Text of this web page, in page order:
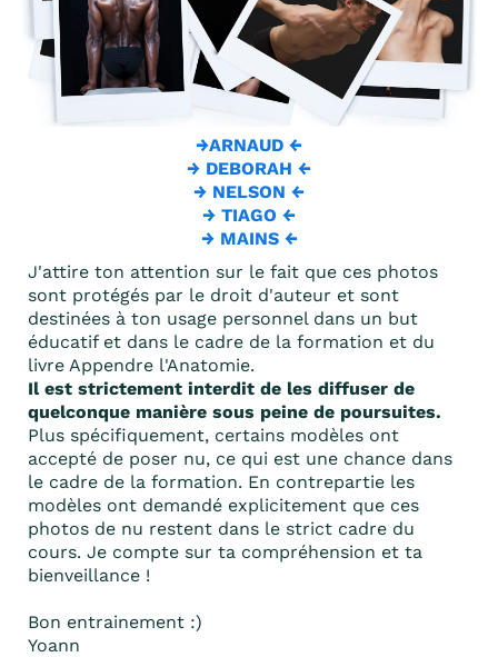
→ARNAUD ←
→ DEBORAH ←
→ NELSON ←
→ TIAGO ←
→ MAINS←
J'attire ton attention sur le fait que ces photos
sont protégés par le droit d'auteur et sont
destinées à ton usage personnel dans un but
éducatif et dans le cadre de la formation et du
livre Appendre l'Anatomie.
Il est strictement interdit de les diffuser de
quelconque manière sous peine de poursuites.
Plus spécifiquement, certains modèles ont
accepté de poser nu, ce qui est une chance dans
le cadre de la formation. En contrepartie les
modèles ont demandé explicitement que ces
photos de nu restent dans le strict cadre du
cours. Je compte sur ta compréhension et ta
bienveillance !
Bon entrainement :)
Yoann